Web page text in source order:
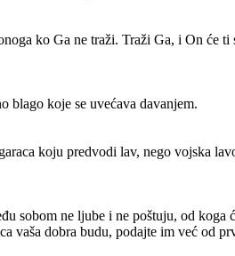
ko Ga ne traži. Traži Ga, i On će ti
blago koje se uvećava davanjem.
koju predvodi lav, nego vojska
sobom ne ljube i ne poštuju, od
vaša dobra budu, podajte im već od